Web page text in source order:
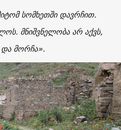
სომხეთში დავრჩით.
მნიშვნელობა არ აქვს,
და მორჩა».